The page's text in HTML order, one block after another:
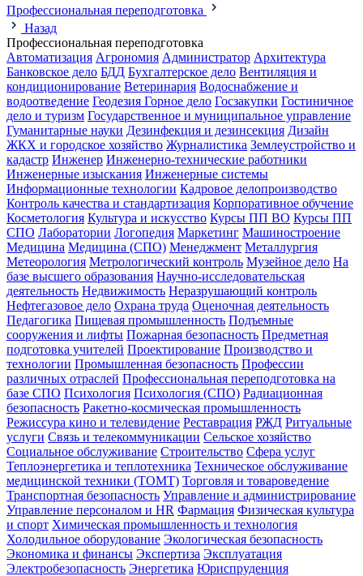
Профессиональная переподготовка
Назад
Профессиональная переподготовка
Автоматизация Агрономия Администратор Архитектура
Банковское дело БДД Бухгалтерское дело Вентиляция и
кондиционирование Ветеринария Водоснабжение и
водоотведение Геодезия Горное дело Госзакупки Гостиничное
дело и туризм Государственное и муниципальное управление
Гуманитарные науки Дезинфекция и дезинсекция Дизайн
ЖКХ и городское хозяйство Журналистика Землеустройство и
кадастр Инженер Инженерно-технические работники
Инженерные изыскания Инженерные системы
Информационные технологии Кадровое делопроизводство
Контроль качества и стандартизация Корпоративное обучение
Косметология Культура и искусство Курсы ПП ВО Курсы ПП
СПО Лаборатории Логопедия Маркетинг Машиностроение
Медицина Медицина (СПО) Менеджмент Металлургия
Метеорология Метрологический контроль Музейное дело На
базе высшего образования Научно-исследовательская
деятельность Недвижимость Неразрушающий контроль
Нефтегазовое дело Охрана труда Оценочная деятельность
Педагогика Пищевая промышленность Подъемные
сооружения и лифты Пожарная безопасность Предметная
подготовка учителей Проектирование Производство и
технологии Промышленная безопасность Профессии
различных отраслей Профессиональная переподготовка на
базе СПО Психология Психология (СПО) Радиационная
безопасность Ракетно-космическая промышленность
Режиссура кино и телевидение Реставрация РЖД Ритуальные
услуги Связь и телекоммуникации Сельское хозяйство
Социальное обслуживание Строительство Сфера услуг
Теплоэнергетика и теплотехника Техническое обслуживание
медицинской техники (ТОМТ) Торговля и товароведение
Транспортная безопасность Управление и администрирование
Управление персоналом и HR Фармация Физическая культура
и спорт Химическая промышленность и технология
Холодильное оборудование Экологическая безопасность
Экономика и финансы Экспертиза Эксплуатация
Электробезопасность Энергетика Юриспруденция